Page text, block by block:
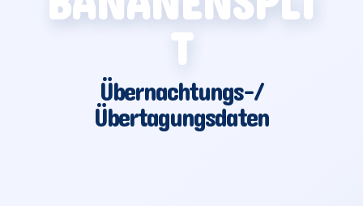
T
Übernachtungs-/
Übertagungsdaten